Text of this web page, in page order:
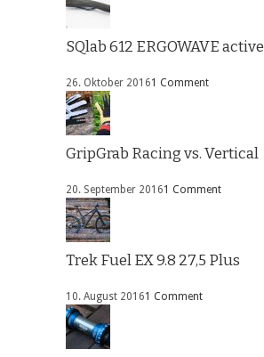
SQlab 612 ERGOWAVE active
26. Oktober 20161 Comment
GripGrab Racing vs. Vertical
20. September 20161 Comment
Trek Fuel EX 9.8 27,5 Plus
10. August 20161 Comment